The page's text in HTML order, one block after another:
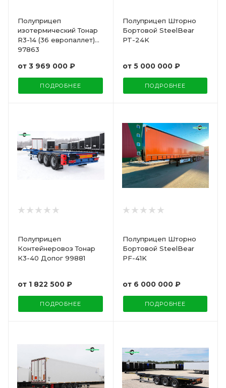
Полуприцеп
изотермический Тонар
R3-14 (36 европаллет)
97863
от 3 969 000 ₽
ПОДРОБНЕЕ
Полуприцеп Шторно
Бортовой SteelBear
PT-24K
от 5 000 000 ₽
ПОДРОБНЕЕ
Полуприцеп
Контейнеровоз Тонар
К3-40 Допог 99881
от 1 822 500 ₽
ПОДРОБНЕЕ
Полуприцеп Шторно
Бортовой SteelBear
PF-41K
от 6 000 000 ₽
ПОДРОБНЕЕ